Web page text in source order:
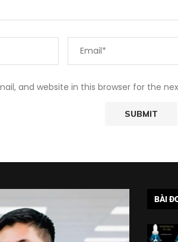
and website in this browser for the
BÀI